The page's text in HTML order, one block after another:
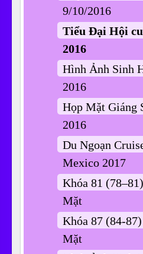
9/10/2016
Tiểu Đại Hội
2016
Hình Ảnh Sinh
2016
Họp Mặt Giáng
2016
Du Ngoạn
Mexico 2017
Khóa 81
Mặt
Khóa 87 (84-
Mặt